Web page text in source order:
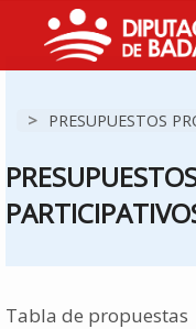
> PRESUPUESTOS
Tabla de propuestas